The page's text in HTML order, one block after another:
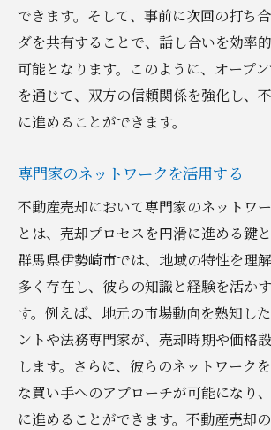
できます。そして、事前に次回の打ち
ダを共有することで、話し合いを効率
可能となります。このように、オープ
を通じて、双方の信頼関係を強化し、
に進めることができます。
専門家のネットワークを活用する
不動産売却において専門家のネットワ
とは、売却プロセスを円滑に進める鍵
群馬県伊勢崎市では、地域の特性を理
多く存在し、彼らの知識と経験を活か
す。例えば、地元の市場動向を熟知し
ントや法務専門家が、売却時期や価格
します。さらに、彼らのネットワーク
な買い手へのアプローチが可能になり
に進めることができます。不動産売却